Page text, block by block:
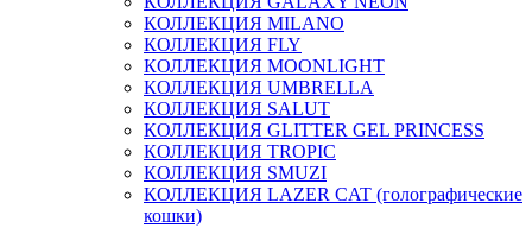
КОЛЛЕКЦИЯ MILANO
КОЛЛЕКЦИЯ FLY
КОЛЛЕКЦИЯ MOONLIGHT
КОЛЛЕКЦИЯ UMBRELLA
КОЛЛЕКЦИЯ SALUT
КОЛЛЕКЦИЯ GLITTER GEL PRINCESS
КОЛЛЕКЦИЯ TROPIC
КОЛЛЕКЦИЯ SMUZI
КОЛЛЕКЦИЯ LAZER CAT (голографические
кошки)